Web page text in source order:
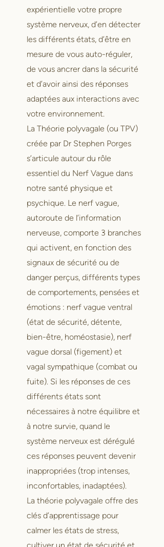
expérientielle votre propre
système nerveux, d’en détecter
les différents états, d’être en
mesure de vous auto-réguler,
de vous ancrer dans la sécurité
et d’avoir ainsi des réponses
adaptées aux interactions avec
votre environnement.
La Théorie polyvagale (ou TPV)
créée par Dr Stephen Porges
s’articule autour du rôle
essentiel du Nerf Vague dans
notre santé physique et
psychique. Le nerf vague,
autoroute de l’information
nerveuse, comporte 3 branches
qui activent, en fonction des
signaux de sécurité ou de
danger perçus, différents types
de comportements, pensées et
émotions : nerf vague ventral
(état de sécurité, détente,
bien-être, homéostasie), nerf
vague dorsal (figement) et
vagal sympathique (combat ou
fuite). Si les réponses de ces
différents états sont
nécessaires à notre équilibre et
à notre survie, quand le
système nerveux est dérégulé
ces réponses peuvent devenir
inappropriées (trop intenses,
inconfortables, inadaptées).
La théorie polyvagale offre des
clés d’apprentissage pour
calmer les états de stress,